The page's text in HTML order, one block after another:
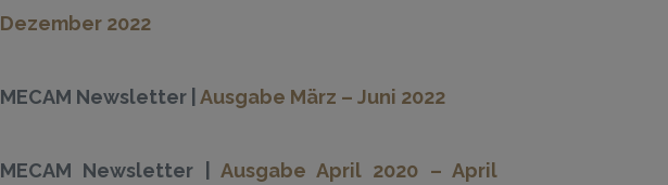
Dezember 2022
MECAM Newsletter |Ausgabe März – Juni 2022
MECAM Newsletter | Ausgabe April 2020 – April